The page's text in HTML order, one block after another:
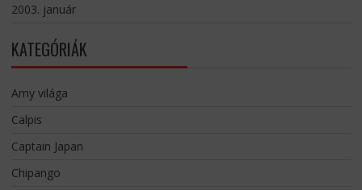
2003. január
KATEGÓRIÁK
Amy világa
Calpis
Captain Japan
Chipango